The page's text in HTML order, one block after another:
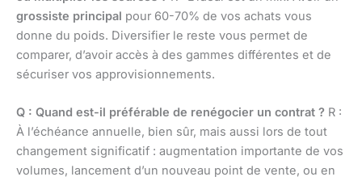
grossiste principal pour 60-70% de vos achats vous
donne du poids. Diversifier le reste vous permet de
comparer, d’avoir accès à des gammes différentes et de
sécuriser vos approvisionnements.
Q : Quand est-il préférable de renégocier un contrat ? R :
À l’échéance annuelle, bien sûr, mais aussi lors de tout
changement significatif : augmentation importante de vos
volumes, lancement d’un nouveau point de vente, ou en